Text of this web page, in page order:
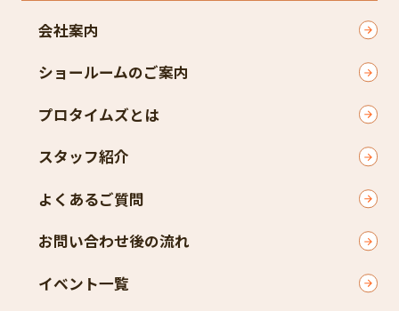
会社案内
ショールームのご案内
プロタイムズとは
スタッフ紹介
よくあるご質問
お問い合わせ後の流れ
イベント一覧